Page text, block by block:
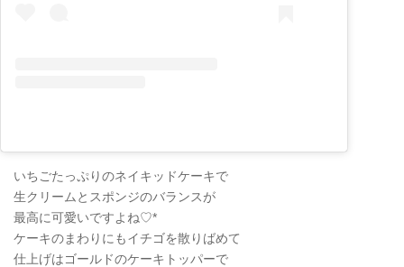
いちごたっぷりのネイキッドケーキで
生クリームとスポンジのバランスが
最高に可愛いですよね♡*
ケーキのまわりにもイチゴを散りばめて
仕上げはゴールドのケーキトッパーで